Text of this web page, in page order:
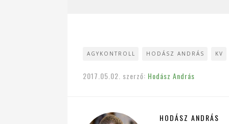
AGYKONTROLL HODÁSZ ANDRÁS KV
2017.05.02. szerző: Hodász András
HODÁSZ ANDRÁS